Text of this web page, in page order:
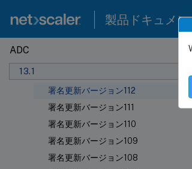
製品ドキュメン
ADC
13.1
署名更新バージョン116
署名更新バージョン115
署名更新バージョン112
署名更新バージョン111
署名更新バージョン110
署名更新バージョン109
署名更新バージョン108